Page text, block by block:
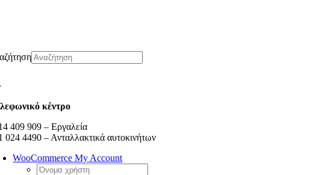
κέντρο
409 909 – Εργαλεία
024 4490 – Ανταλλακτικά αυτοκινήτων
WooCommerce My Account
Username: